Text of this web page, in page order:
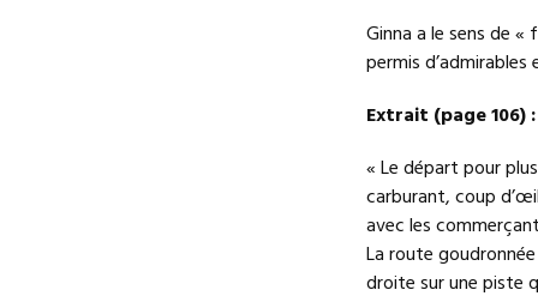
Ginna a le sens de
permis
Extrait (page 106) :
« Le départ pour
carburant, coup
avec les
La route
droite sur une piste